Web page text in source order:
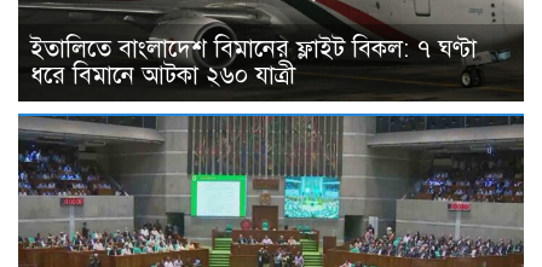
ইতালিতে বাংলাদেশ বিমানের ফ্লাইট বিকল: ৭ ঘণ্টা
ধরে বিমানে আটকা ২৬০ যাত্রী